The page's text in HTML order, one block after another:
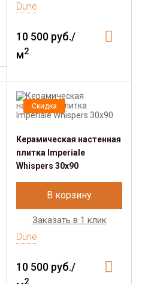
Dune
10 500 руб./
м2
Скидка
Керамическая настенная
плитка Imperiale
Whispers 30x90
В корзину
Заказать в 1 клик
Dune
10 500 руб./
2